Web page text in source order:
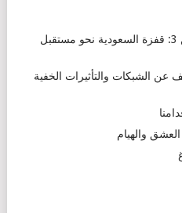
تدشين الحاسوب العملاق شاهين 3: قفزة السعودية نحو مستقبل
عن الشبكات والتأثيرات الخفية
والهيام